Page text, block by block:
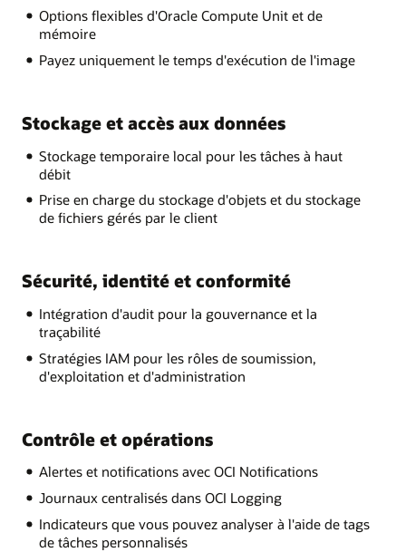
Options flexibles d'Oracle Compute Unit et de
mémoire
Payez uniquement le temps d'exécution de l'image
Stockage et accès aux données
Stockage temporaire local pour les tâches à haut
débit
Prise en charge du stockage d'objets et du stockage
de fichiers gérés par le client
Sécurité, identité et conformité
Intégration d'audit pour la gouvernance et la
traçabilité
Stratégies IAM pour les rôles de soumission,
d'exploitation et d'administration
Contrôle et opérations
Alertes et notifications avec OCI Notifications
Journaux centralisés dans OCI Logging
Indicateurs que vous pouvez analyser à l'aide de tags
de tâches personnalisés